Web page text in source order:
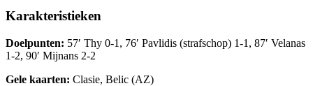
Karakteristieken
Doelpunten: 57′ Thy 0-1, 76′ Pavlidis (strafschop) 1-1, 87′ Velanas
1-2, 90′ Mijnans 2-2
Gele kaarten: Clasie, Belic (AZ)